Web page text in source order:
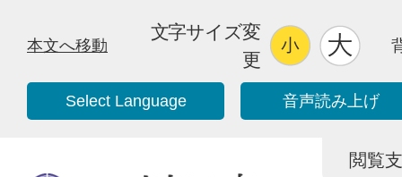
本文へ移動
文字サイズ変
更
Select Language 音声読み上げ
閲覧